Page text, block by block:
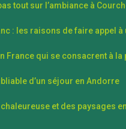
tout sur l’ambiance à
: les raisons de faire appel à
France qui se consacrent à
d’un séjour en Andorre
et des paysages